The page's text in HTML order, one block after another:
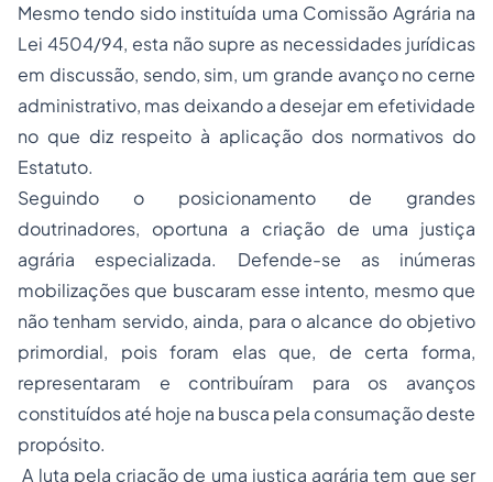
Mesmo tendo sido instituída uma Comissão Agrária na
Lei 4504/94, esta não supre as necessidades jurídicas
em discussão, sendo, sim, um grande avanço no cerne
administrativo, mas deixando a desejar em efetividade
no que diz respeito à aplicação dos normativos do
Estatuto.
Seguindo o posicionamento de grandes
doutrinadores, oportuna a criação de uma justiça
agrária especializada. Defende-se as inúmeras
mobilizações que buscaram esse intento, mesmo que
não tenham servido, ainda, para o alcance do objetivo
primordial, pois foram elas que, de certa forma,
representaram e contribuíram para os avanços
constituídos até hoje na busca pela consumação deste
propósito.
A luta pela criação de uma justiça agrária tem que ser